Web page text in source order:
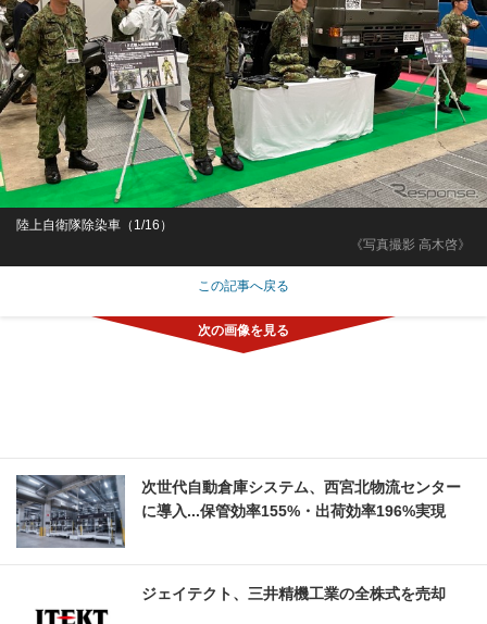
《写真撮影 高木啓》
陸上自衛隊除染車（1/16）
この記事へ戻る
次世代自動倉庫システム、西宮北物流センター
に導入...保管効率155%・出荷効率196%実現
ジェイテクト、三井精機工業の全株式を売却